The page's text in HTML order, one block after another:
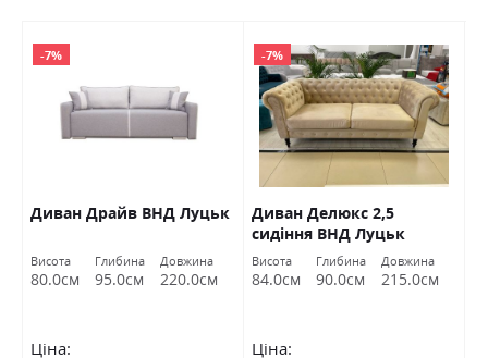
-7%
Диван Драйв ВНД Луцьк
Висота
80.0см
Глибина
95.0см
Довжина
220.0см
Ціна:
-7%
Диван Делюкс 2,5
сидіння ВНД Луцьк
Висота
84.0см
Глибина
90.0см
Довжина
215.0см
Ціна: